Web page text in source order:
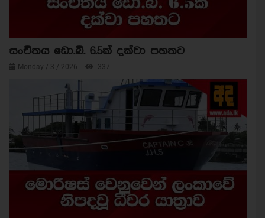
සංචිතය ඩො.බි. 6.5ක් දක්වා පහතට
Monday / 3 / 2026 337